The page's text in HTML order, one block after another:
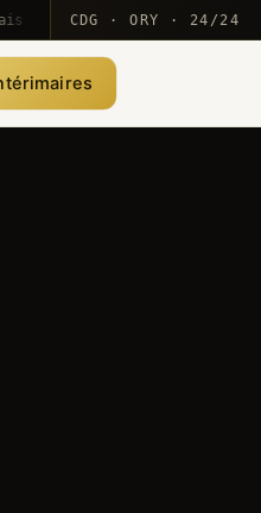
· rotation MEA ·
CDG · ORY · 24/24